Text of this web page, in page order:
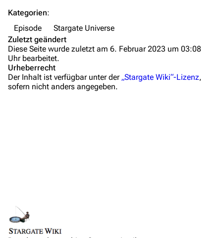
Anfragen
Administrations-Übersicht
Löschantrag
Vandalismus melden
Orte
Objekte
Kategorien:
Episode
Stargate Universe
Zuletzt geändert
Diese Seite wurde zuletzt am 6. Februar 2023 um 03:08
Uhr bearbeitet.
Urheberrecht
Der Inhalt ist verfügbar unter der „Stargate Wiki“-Lizenz,
sofern nicht anders angegeben.